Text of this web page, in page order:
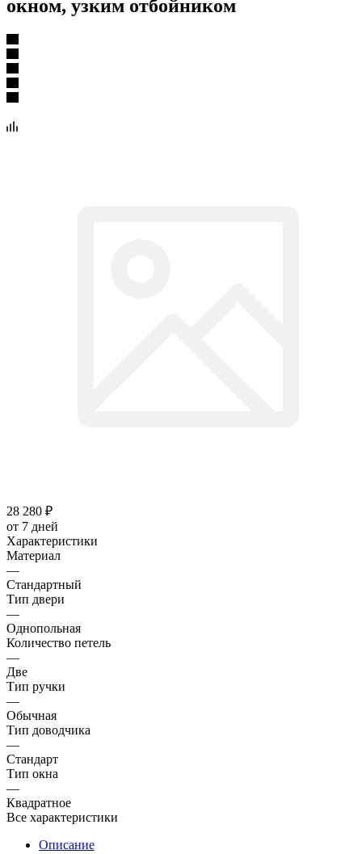
окном, узким отбойником
28 280 ₽
от 7 дней
Характеристики
Материал
—
Стандартный
Тип двери
—
Однопольная
Количество петель
—
Две
Тип ручки
—
Обычная
Тип доводчика
—
Стандарт
Тип окна
—
Квадратное
Все характеристики
Описание